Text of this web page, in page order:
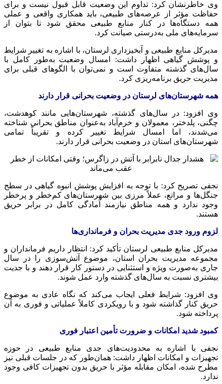
وی خاطرنشان کرد: تداوم این وضعیت قابل قبول نیست و برای
حفاظت مؤثر از عرصه‌های طبیعی، باید همکاری واقعی و عملی
همه دستگاه‌ها در کنار منابع طبیعی محقق شود تا بتوان از
سرمایه‌های ملی به‌درستی صیانت کرد.
مدیرکل منابع طبیعی و آبخیزداری لرستان، با اشاره به تغییر شرایط
و پوشش گیاهی اظهار داشت: امسال وضعیت به‌طور کامل با
سال‌های گذشته متفاوت است و نمی‌توان با الگوهای قبلی برای
مدیریت حریق برنامه‌ریزی کرد.
همه شهرستان‌های لرستان در وضعیت بحرانی قرار دارند
وی افزود: در سال‌های گذشته، شهرستان‌هایی مانند کوهدشت،
چگنی، پلدختر، معمولان و خرم‌آباد به‌عنوان مناطق بحرانی شناخته
می‌شدند، اما امسال شرایط تغییر کرده و تقریباً تمامی
شهرستان‌های استان در وضعیت بحرانی قرار دارند.
نجفی تصریح کرد: با توجه به افزایش پوشش انبوه گیاهی در سطح
جنگل‌ها و مراتع، عملاً مرزی بین شهرستان‌های کم‌خطر و پرخطر
وجود ندارد و همه مناطق نیازمند آمادگی کامل در برابر حریق
هستند.
لزوم ورود جدی مدیریت بحران و فرمانداری‌ها
مدیرکل منابع طبیعی لرستان تأکید کرد: انتظار داریم فرمانداران و
مجموعه مدیریت بحران استان، موضوع آتش‌سوزی را در سال
جاری به‌صورت ویژه و استثنایی در دستور کار قرار دهند و با جدیت
بیشتری نسبت به سال‌های گذشته وارد عمل شوند.
وی افزود: شرایط فعلی ایجاب می‌کند که نگاه عادی به موضوع
حریق کنار گذاشته شود و با رویکردی کاملاً عملیاتی و فوری به آن
پرداخته شود.
کمبود شدید امکانات و ضرورت تأمین اعتبار فوری
نجفی با اشاره به محدودیت‌های جدی منابع طبیعی در حوزه
تجهیزات و امکانات اظهار داشت: همان‌طور که در جلسات قبلی نیز
مطرح شده، امکان مقابله مؤثر با حریق بدون تجهیزات کافی وجود
ندارد.